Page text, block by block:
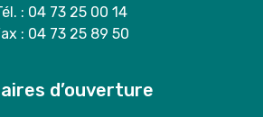
: 04 73 25 00 14
: 04 73 25 89 50
d’ouverture